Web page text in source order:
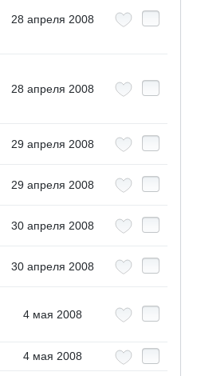
28 апреля 2008
28 апреля 2008
29 апреля 2008
29 апреля 2008
30 апреля 2008
30 апреля 2008
4 мая 2008
4 мая 2008